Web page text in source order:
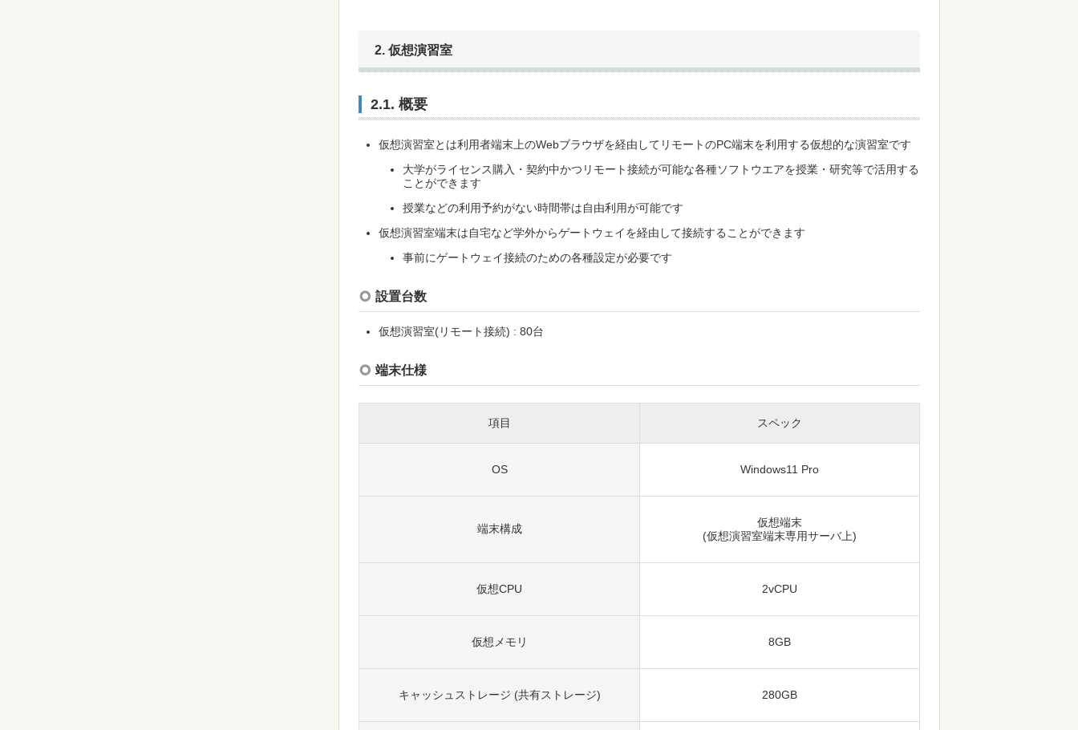
2. 仮想演習室
2.1. 概要
仮想演習室とは利用者端末上のWebブラウザを経由してリモートのPC端末を利用する仮想的な演習室です
大学がライセンス購入・契約中かつリモート接続が可能な各種ソフトウエアを授業・研究等で活用する
ことができます
授業などの利用予約がない時間帯は自由利用が可能です
仮想演習室端末は自宅など学外からゲートウェイを経由して接続することができます
事前にゲートウェイ接続のための各種設定が必要です
設置台数
仮想演習室(リモート接続) : 80台
端末仕様
項目 スペック
OS Windows11 Pro
端末構成
仮想端末
(仮想演習室端末専用サーバ上)
仮想CPU 2vCPU
仮想メモリ 8GB
キャッシュストレージ (共有ストレージ) 280GB